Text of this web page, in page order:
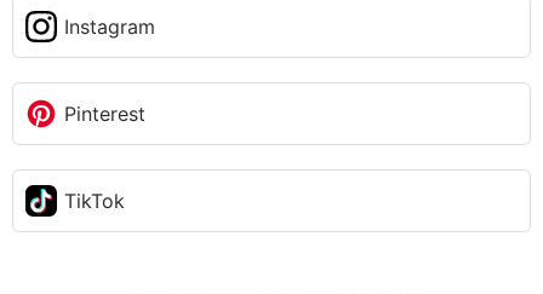
Instagram
Pinterest
TikTok